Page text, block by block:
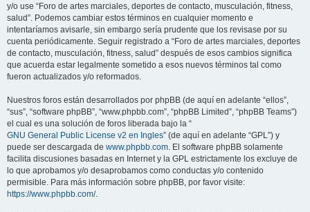
y/o use “Foro de artes marciales, deportes de contacto, musculación, fitness,
salud”. Podemos cambiar estos términos en cualquier momento e
intentaríamos avisarle, sin embargo sería prudente que los revisase por su
cuenta periódicamente. Seguir registrado a “Foro de artes marciales, deportes
de contacto, musculación, fitness, salud” después de esos cambios significa
que acuerda estar legalmente sometido a esos nuevos términos tal como
fueron actualizados y/o reformados.
Nuestros foros están desarrollados por phpBB (de aquí en adelante “ellos”,
“sus”, “software phpBB”, “www.phpbb.com”, “phpBB Limited”, “phpBB Teams”)
el cual es una solución de foros liberada bajo la “
GNU General Public License v2 en Ingles” (de aquí en adelante “GPL”) y
puede ser descargada de www.phpbb.com. El software phpBB solamente
facilita discusiones basadas en Internet y la GPL estrictamente los excluye de
lo que aprobamos y/o desaprobamos como conductas y/o contenido
permisible. Para más información sobre phpBB, por favor visite:
https://www.phpbb.com/.